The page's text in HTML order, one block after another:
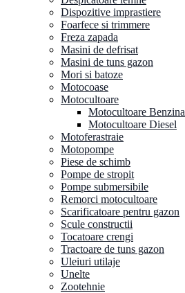
Dispozitive imprastiere
Foarfece si trimmere
Freza zapada
Masini de defrisat
Masini de tuns gazon
Mori si batoze
Motocoase
Motocultoare
Motocultoare Benzina
Motocultoare Diesel
Motoferastraie
Motopompe
Piese de schimb
Pompe de stropit
Pompe submersibile
Remorci motocultoare
Scarificatoare pentru gazon
Scule constructii
Tocatoare crengi
Tractoare de tuns gazon
Uleiuri utilaje
Unelte
Zootehnie